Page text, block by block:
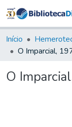
Início
O Imparcial,
O